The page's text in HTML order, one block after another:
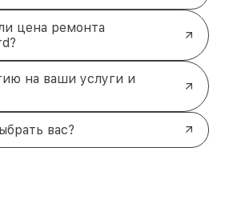
цена ремонта
на ваши услуги и
вас?